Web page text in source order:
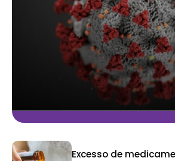
Excesso de